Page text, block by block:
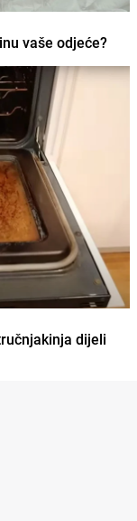
vaše odjeće?
dijeli